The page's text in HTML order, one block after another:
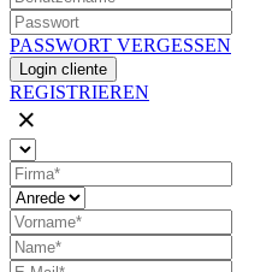
PASSWORT VERGESSEN
Login cliente
REGISTRIEREN
×